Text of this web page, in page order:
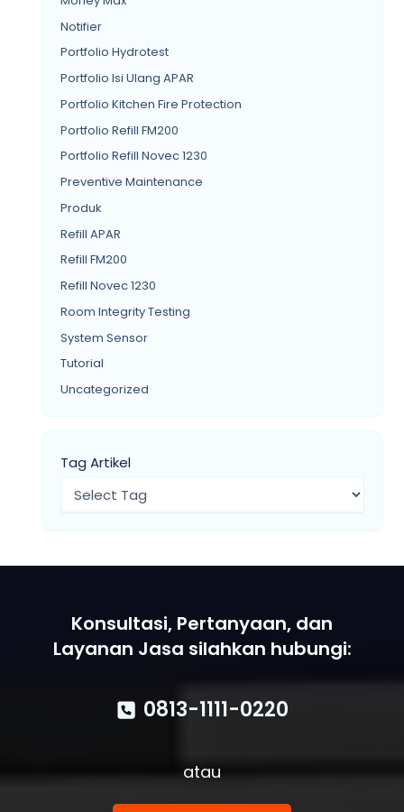
Notifier
Portfolio Hydrotest
Portfolio Isi Ulang APAR
Portfolio Kitchen Fire Protection
Portfolio Refill FM200
Portfolio Refill Novec 1230
Preventive Maintenance
Produk
Refill APAR
Refill FM200
Refill Novec 1230
Room Integrity Testing
System Sensor
Tutorial
Uncategorized
Tag Artikel
Konsultasi, Pertanyaan, dan
Layanan Jasa silahkan hubungi:
0813-1111-0220
atau